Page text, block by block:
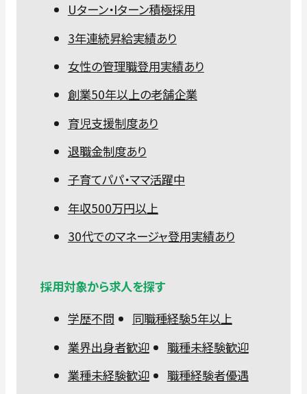
Uターン・Iターン積極採用
3年連続昇給実績あり
女性の管理職登用実績あり
創業50年以上の老舗企業
育児支援制度あり
退職金制度あり
子育てパパ・ママ活躍中
年収500万円以上
30代でのマネージャ登用実績あり
採用対象から求人を探す
学歴不問
同職種経験5年以上
業界出身者歓迎
職種未経験歓迎
業種未経験歓迎
職種経験者優遇